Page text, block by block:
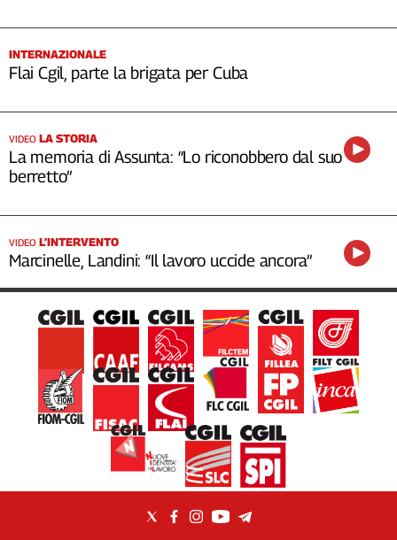
INTERNAZIONALE
Flai Cgil, parte la brigata per Cuba
VIDEO LA STORIA
La memoria di Assunta: “Lo riconobbero dal suo
berretto”
VIDEO L’INTERVENTO
Marcinelle, Landini: “Il lavoro uccide ancora”